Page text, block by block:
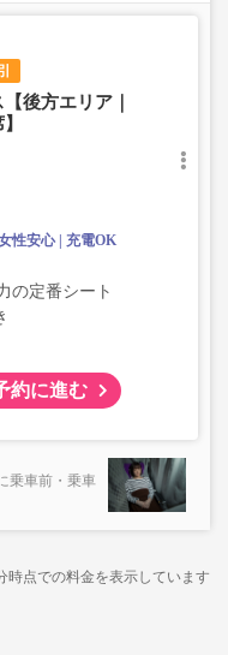
後方エリア｜
性安心
充電OK
の定番シート
約に進む
乗車前・乗車
時点での料金を表示しています